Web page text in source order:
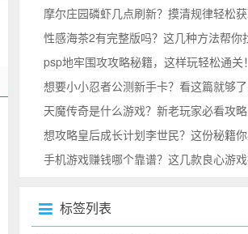
摩尔庄园磷虾几点刷新？摸清规律轻松获
性感海茶2有完整版吗？这几种方法帮你
psp地牢围攻攻略秘籍，这样玩轻松通关！
想要小小忍者公测新手卡？看这篇就够了
天魔传奇是什么游戏？新老玩家必看攻略
标签列表